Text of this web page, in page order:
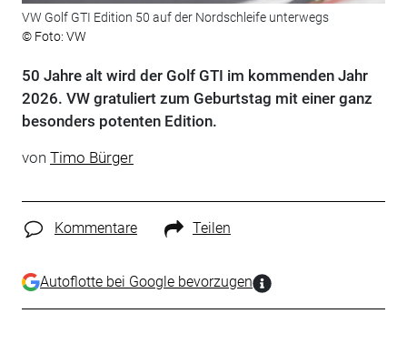
VW Golf GTI Edition 50 auf der Nordschleife unterwegs
© Foto: VW
50 Jahre alt wird der Golf GTI im kommenden Jahr
2026. VW gratuliert zum Geburtstag mit einer ganz
besonders potenten Edition.
von Timo Bürger
Kommentare Teilen
Autoflotte bei Google bevorzugen